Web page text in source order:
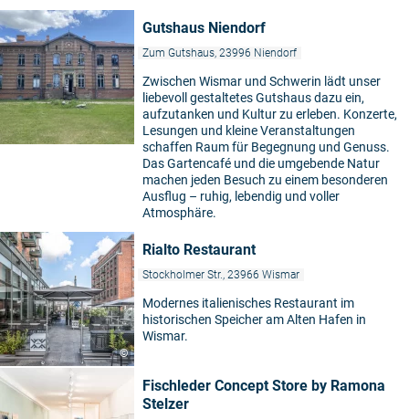
Gutshaus Niendorf
Zum Gutshaus, 23996 Niendorf
Zwischen Wismar und Schwerin lädt unser
liebevoll gestaltetes Gutshaus dazu ein,
aufzutanken und Kultur zu erleben. Konzerte,
Lesungen und kleine Veranstaltungen
schaffen Raum für Begegnung und Genuss.
Das Gartencafé und die umgebende Natur
machen jeden Besuch zu einem besonderen
Ausflug – ruhig, lebendig und voller
Atmosphäre.
©
Rialto Restaurant
Stockholmer Str., 23966 Wismar
Modernes italienisches Restaurant im
historischen Speicher am Alten Hafen in
Wismar.
Fischleder Concept Store by Ramona
Stelzer